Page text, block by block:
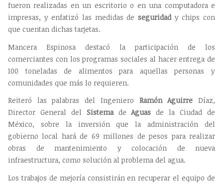
fueron realizadas en un escritorio o en una computadora e
impresas, y enfatizó las medidas de seguridady chips con
que cuentan dichas tarjetas.
Mancera Espinosa destacó la participación de los
comerciantes con los programas sociales al hacer entrega de
100 toneladas de alimentos para aquellas personas y
comunidades que más lo requieren.
Reiteró las palabras del Ingeniero Ramón Aguirre Díaz,
Director General del SistemadeAguas de la Ciudad de
México, sobre la inversión que la administración del
gobierno local hará de 69 millones de pesos para realizar
obras de mantenimiento y colocación de nueva
infraestructura, como solución al problema del agua.
Los trabajos de mejoría consistirán en recuperar el equipo de